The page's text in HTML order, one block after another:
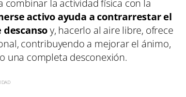
combinar la actividad física con la
activo ayuda a contrarrestar el
y, hacerlo al aire libre, ofrece
contribuyendo a mejorar el ánimo,
una completa desconexión.